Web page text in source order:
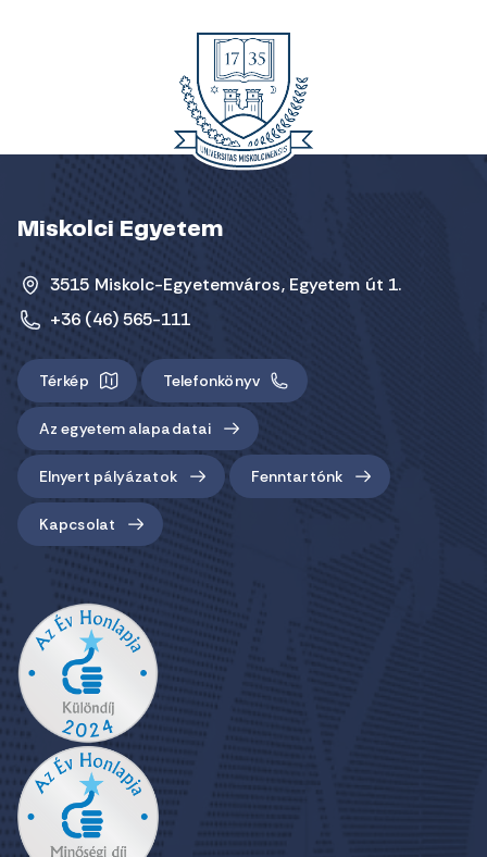
Miskolci Egyetem
3515 Miskolc-Egyetemváros, Egyetem út 1.
+36 (46) 565-111
Térkép Telefonkönyv
Az egyetem alapadatai
Elnyert pályázatok Fenntartónk
Kapcsolat